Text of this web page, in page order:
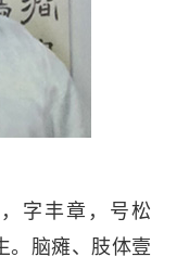
字丰章，号松
。脑瘫、肢体壹